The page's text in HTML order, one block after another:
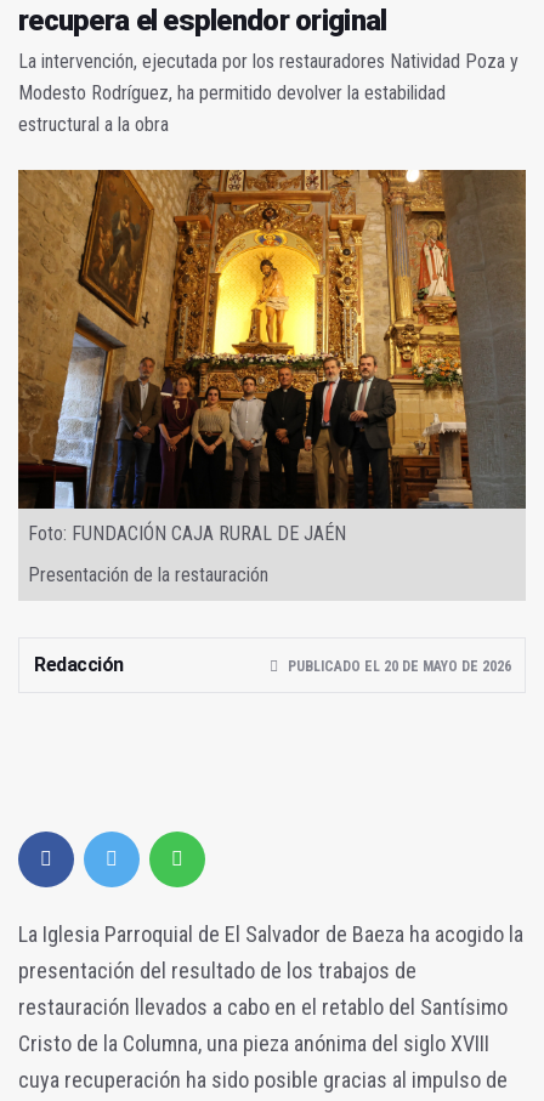
recupera el esplendor original
La intervención, ejecutada por los restauradores Natividad Poza y
Modesto Rodríguez, ha permitido devolver la estabilidad
estructural a la obra
Foto: FUNDACIÓN CAJA RURAL DE JAÉN
Presentación de la restauración
Redacción PUBLICADO EL 20 DE MAYO DE 2026
La Iglesia Parroquial de El Salvador de Baeza ha acogido la
presentación del resultado de los trabajos de
restauración llevados a cabo en el retablo del Santísimo
Cristo de la Columna, una pieza anónima del siglo XVIII
cuya recuperación ha sido posible gracias al impulso de